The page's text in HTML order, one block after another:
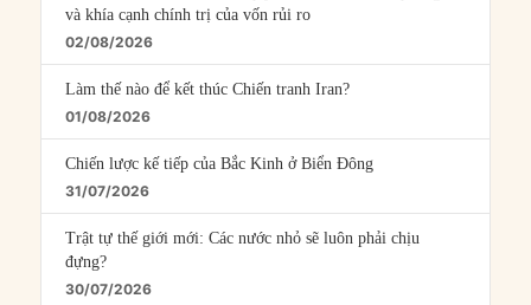
và khía cạnh chính trị của vốn rủi ro
02/08/2026
Làm thế nào để kết thúc Chiến tranh Iran?
01/08/2026
Chiến lược kế tiếp của Bắc Kinh ở Biển Đông
31/07/2026
Trật tự thế giới mới: Các nước nhỏ sẽ luôn phải chịu
đựng?
30/07/2026